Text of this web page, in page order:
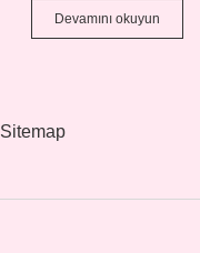
Devamını okuyun
Cilde
Sitemap